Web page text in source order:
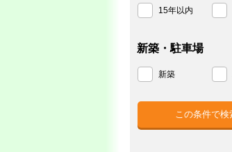
15年以内
新築・駐車場
新築